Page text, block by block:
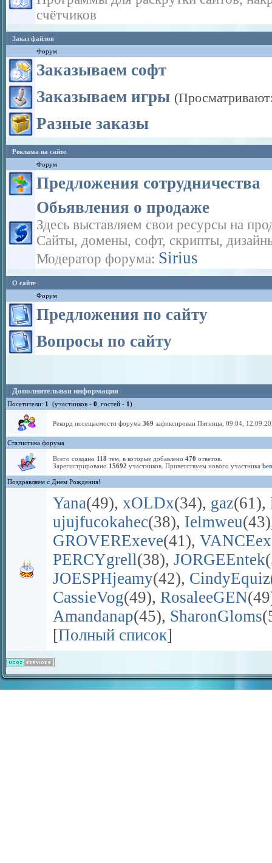
счётчиков
Заказ файлов
Форум
Заказываем софт
Заказываем игры
Разные заказы
Реклама на сайте
Форум
Предложения сотрудничества
Обьявления о продаже
Здесь выставляем свои ресурсы на
Сайты, домены, софт, скрипты,
Модератор форума: Sirius
О сайте
Форум
Предложения по сайту
Вопросы по сайту
Дополнительная информация
Посетители: 1 (участников - 0 , гостей - 1)
Рекорд посещаемости форума 369 зафиксирован Пятница, 09:04,
Статистика форума
Всего создано 118 тем, в которые добавлено 470 ответов.
Зарегистрировано 15692 участников. Приветствуем нового участника
Поздравляем с Днем Рождения!
Yana(49), xOLDx(34), gaz(61),
ujujfucokahec(38), Ielmweu(43)
GROVERExeve(41),
PERCYgrell(38), JORGEEntek
JOESPHjeamy(42), CindyEquiz
CassieVog(49), RosaleeGEN
Amandanap(45), SharonGloms
[Полный список]